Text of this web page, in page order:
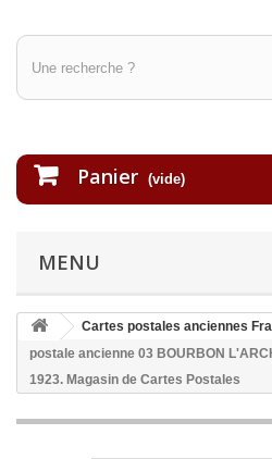
Panier (vide)
MENU
Cartes postales anciennes
postale ancienne 03 BOURBON
1923. Magasin de Cartes Postales